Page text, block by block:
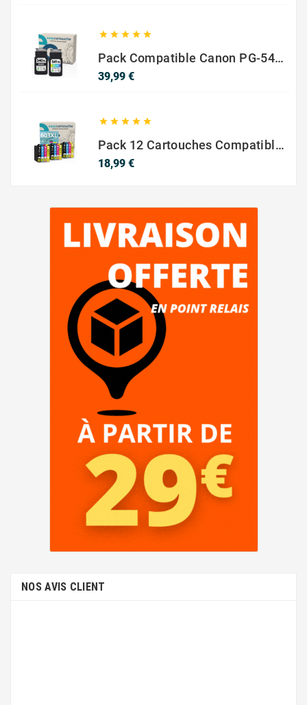
    
Pack Compatible Canon PG-540 XL / CL-541 XL – Noir & Couleur – Haute Capacité
39,99 €Prix
    
Pack 12 Cartouches Compatible EPSON 603XL
18,99 €Prix
NOS AVIS CLIENT